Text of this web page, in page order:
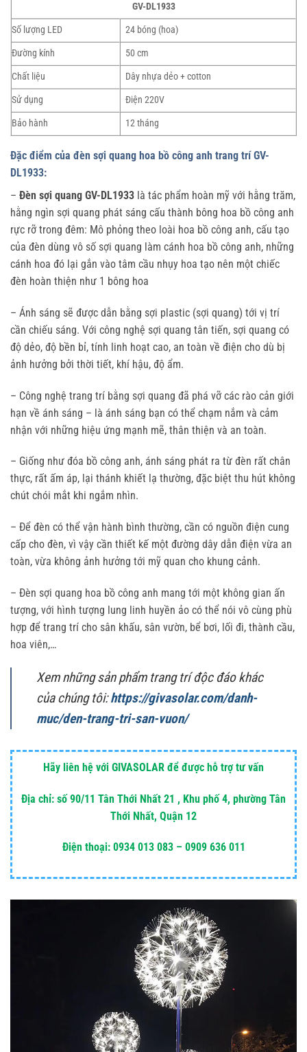
GV-DL1933
Số lượng LED
24 bóng (hoa)
Đường kính
50 cm
Chất liệu
Dây nhựa dẻo + cotton
Sử dụng
Điện 220V
Bảo hành
12 tháng
Đặc điểm của đèn sợi quang hoa bồ công anh trang trí GV-
DL1933:
– Đèn sợi quang GV-DL1933 là tác phẩm hoàn mỹ với hằng trăm,
hằng ngìn sợi quang phát sáng cấu thành bông hoa bồ công anh
rực rỡ trong đêm: Mô phỏng theo loài hoa bồ công anh, cấu tạo
của đèn dùng vô số sợi quang làm cánh hoa bồ công anh, những
cánh hoa đó lại gắn vào tâm cầu nhụy hoa tạo nên một chiếc
đèn hoàn thiện như 1 bông hoa
– Ánh sáng sẽ được dẫn bằng sợi plastic (sợi quang) tới vị trí
cần chiếu sáng. Với công nghệ sợi quang tân tiến, sợi quang có
độ dẻo, độ bền bỉ, tính linh hoạt cao, an toàn về điện cho dù bị
ảnh hưởng bởi thời tiết, khí hậu, độ ẩm.
– Công nghệ trang trí bằng sợi quang đã phá vỡ các rào cản giới
hạn về ánh sáng – là ánh sáng bạn có thể chạm nắm và cảm
nhận với những hiệu ứng mạnh mẽ, thân thiện và an toàn.
– Giống như đóa bồ công anh, ánh sáng phát ra từ đèn rất chân
thực, rất ấm áp, lại thánh khiết lạ thường, đặc biệt thu hút không
chút chói mắt khi ngắm nhìn.
– Để đèn có thể vận hành bình thường, cần có nguồn điện cung
cấp cho đèn, vì vậy cần thiết kế một đường dây dẫn điện vừa an
toàn, vừa không ảnh hưởng tới mỹ quan cho khung cảnh.
– Đèn sợi quang hoa bồ công anh mang tới một không gian ấn
tượng, với hình tượng lung linh huyền ảo có thể nói vô cùng phù
hợp để trang trí cho sân khấu, sân vườn, bể bơi, lối đi, thành cầu,
hoa viên,…
Xem những sản phẩm trang trí độc đáo khác
của chúng tôi:https://givasolar.com/danh-
muc/den-trang-tri-san-vuon/
Hãy liên hệ với GIVASOLAR để được hỗ trợ tư vấn
Địa chỉ: số 90/11 Tân Thới Nhất 21 , Khu phố 4, phường Tân
Thới Nhất, Quận 12
Điện thoại: 0934 013 083 – 0909 636 011